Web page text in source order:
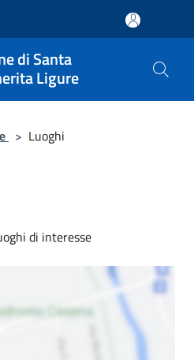
di Santa
Ligure
> Luoghi
di interesse